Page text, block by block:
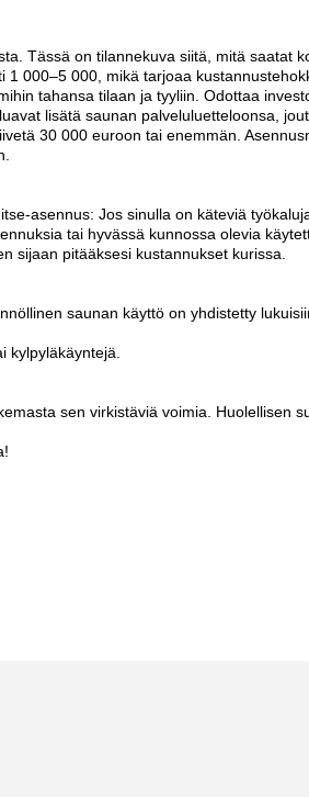
Tässä on tilannekuva siitä, mitä saatat
000–5 000, mikä tarjoaa
tahansa tilaan ja tyyliin. Odottaa
lisätä saunan palveluluetteloonsa,
30 000 euroon tai enemmän.
asennus: Jos sinulla on käteviä
tai hyvässä kunnossa olevia
sijaan pitääksesi kustannukset kurissa.
saunan käyttö on yhdistetty
kylpyläkäyntejä.
sen virkistäviä voimia. Huolellisen